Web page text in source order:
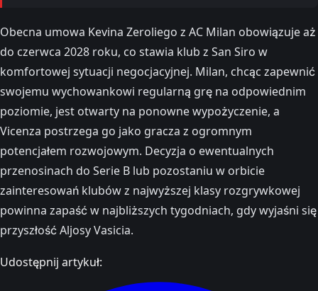
Obecna umowa Kevina Zeroliego z AC Milan obowiązuje aż
do czerwca 2028 roku, co stawia klub z San Siro w
komfortowej sytuacji negocjacyjnej. Milan, chcąc zapewnić
swojemu wychowankowi regularną grę na odpowiednim
poziomie, jest otwarty na ponowne wypożyczenie, a
Vicenza postrzega go jako gracza z ogromnym
potencjałem rozwojowym. Decyzja o ewentualnych
przenosinach do Serie B lub pozostaniu w orbicie
zainteresowań klubów z najwyższej klasy rozgrywkowej
powinna zapaść w najbliższych tygodniach, gdy wyjaśni się
przyszłość Aljosy Vasicia.
Udostępnij artykuł: